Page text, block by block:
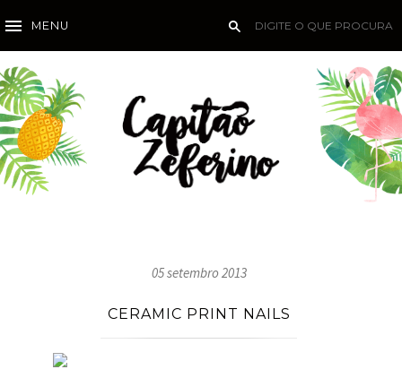
MENU
05 setembro 2013
CERAMIC PRINT NAILS